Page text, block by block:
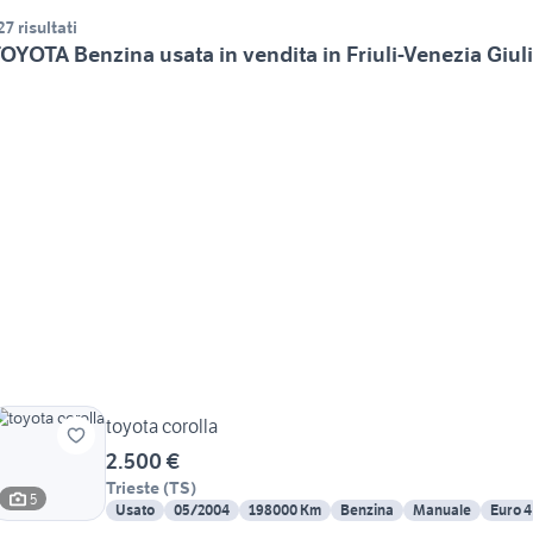
risultati
Benzina usata in vendita in Friuli-Venezia
5
toyota corolla
2.500 €
Trieste (TS)
Usato 05/2004 198000 Km Benzina Manuale Euro 4